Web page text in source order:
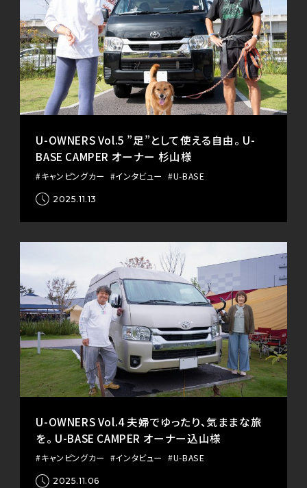
U-OWNERS Vol.5 ”足”として使える自由。 U-
BASE CAMPER オーナー 杉山様
#キャンピングカー #インタビュー #U-BASE
2025.11.13
U-OWNERS Vol.4 夫婦でゆったり、気ままな旅
を。 U-BASE CAMPER オーナー込山様
#キャンピングカー #インタビュー #U-BASE
2025.11.06